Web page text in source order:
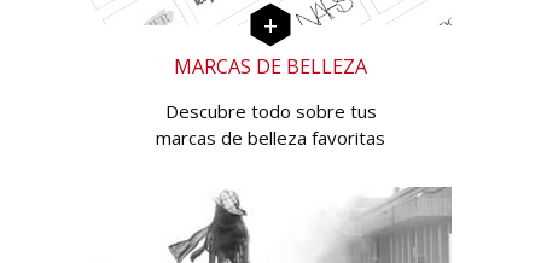
MARCAS DE BELLEZA
Descubre todo sobre tus
marcas de belleza favoritas